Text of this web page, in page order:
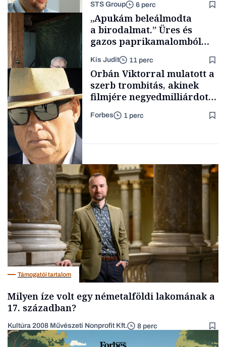
Pénz
Támogatói tartalom
STS Group 6 perc
Családi
vállalkozások
„Apukám beleálmodta
a birodalmat.” Üres és
gazos paprikamalomból
lett az igazi családi
fűszersztori
Kis Judit 11 perc
Pénz
Orbán Viktorral mulatott a
szerb trombitás, akinek
filmjére negyedmilliárdot
adott az NFI
Forbes 1 perc
Támogatói tartalom
Milyen íze volt egy németalföldi lakomának a
17. században?
Kultúra 2008 Művészeti Nonprofit Kft. 8 perc